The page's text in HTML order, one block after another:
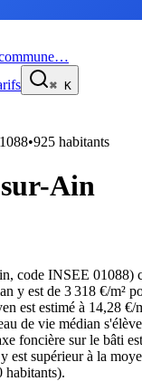
⌘ K
•925 habitants
Ain
code INSEE 01088)
y est de 3 318 €/m²
est estimé à 14,28 €/
de vie médian
foncière sur le bâti
est supérieur à la
habitants).